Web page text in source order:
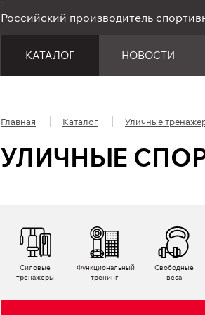
Российский производитель
КАТАЛОГ НОВОСТИ
Главная Каталог Уличные
УЛИЧНЫЕ
Силовые
тренажеры
Функциональный
тренинг
Свободные
веса